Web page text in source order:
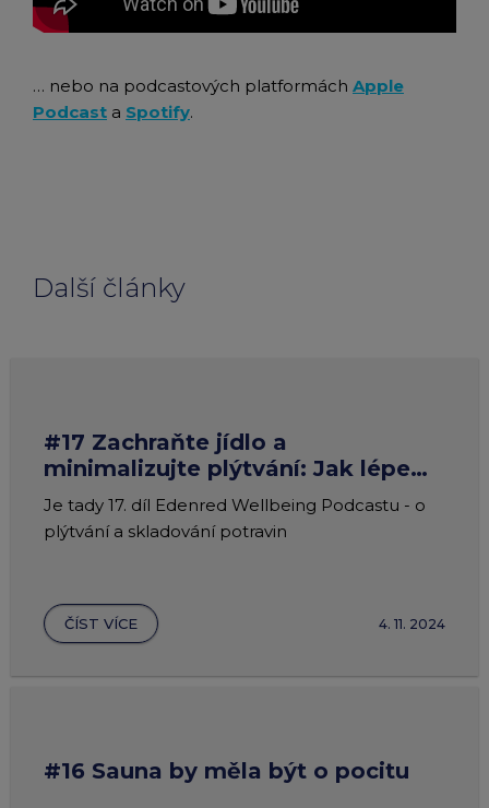
… nebo na podcastových platformách Apple
Podcast a Spotify.
Další články
#17 Zachraňte jídlo a
minimalizujte plýtvání: Jak lépe
nakupovat a skladovat potraviny?
Je tady 17. díl Edenred Wellbeing Podcastu - o
plýtvání a skladování potravin
ČÍST VÍCE 4. 11. 2024
#16 Sauna by měla být o pocitu